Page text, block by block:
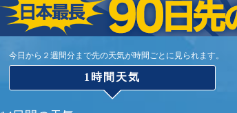
今日から２週間分まで先の天気が時間ごとに見られます。
1時間天気